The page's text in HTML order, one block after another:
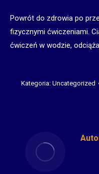
Powrót do zdrowia po
fizycznymi ćwiczeniami.
ćwiczeń w wodzie,
Kategoria: Uncategorized